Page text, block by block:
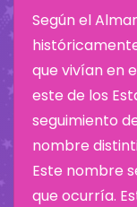
Según el
que vivían en
este de los
seguimiento
nombre
Este nombre
que ocurría.